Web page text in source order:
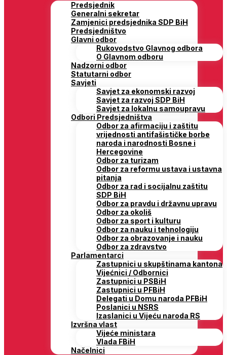
Predsjednik
Generalni sekretar
Zamjenici predsjednika SDP BiH
Predsjedništvo
Glavni odbor
Rukovodstvo Glavnog odbora
O Glavnom odboru
Nadzorni odbor
Statutarni odbor
Savjeti
Savjet za ekonomski razvoj
Savjet za razvoj SDP BiH
Savjet za lokalnu samoupravu
Odbori Predsjedništva
Odbor za afirmaciju i zaštitu
vrijednosti antifašističke borbe
naroda i narodnosti Bosne i
Hercegovine
Odbor za turizam
Odbor za reformu ustava i ustavna
pitanja
Odbor za rad i socijalnu zaštitu
SDP BiH
Odbor za pravdu i državnu upravu
Odbor za okoliš
Odbor za sport i kulturu
Odbor za nauku i tehnologiju
Odbor za obrazovanje i nauku
Odbor za zdravstvo
Parlamentarci
Zastupnici u skupštinama kantona
Vijećnici / Odbornici
Zastupnici u PSBiH
Zastupnici u PFBiH
Delegati u Domu naroda PFBiH
Poslanici u NSRS
Izaslanici u Vijeću naroda RS
Izvršna vlast
Vijeće ministara
Vlada FBiH
Načelnici